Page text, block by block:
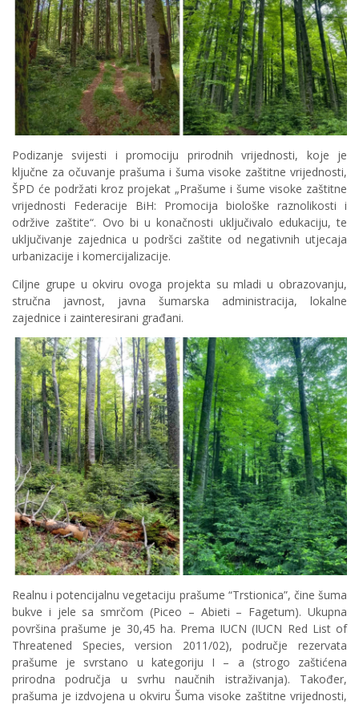
Podizanje svijesti i promociju prirodnih vrijednosti, koje je
ključne za očuvanje prašuma i šuma visoke zaštitne vrijednosti,
ŠPD će podržati kroz projekat „Prašume i šume visoke zaštitne
vrijednosti Federacije BiH: Promocija biološke raznolikosti i
održive zaštite“. Ovo bi u konačnosti uključivalo edukaciju, te
uključivanje zajednica u podršci zaštite od negativnih utjecaja
urbanizacije i komercijalizacije.
Ciljne grupe u okviru ovoga projekta su mladi u obrazovanju,
stručna javnost, javna šumarska administracija, lokalne
zajednice i zainteresirani građani.
Realnu i potencijalnu vegetaciju prašume “Trstionica”, čine šuma
bukve i jele sa smrčom (Piceo – Abieti – Fagetum). Ukupna
površina prašume je 30,45 ha. Prema IUCN (IUCN Red List of
Threatened Species, version 2011/02), područje rezervata
prašume je svrstano u kategoriju I – a (strogo zaštićena
prirodna područja u svrhu naučnih istraživanja). Također,
prašuma je izdvojena u okviru Šuma visoke zaštitne vrijednosti,